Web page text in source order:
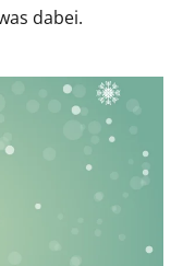
dabei.